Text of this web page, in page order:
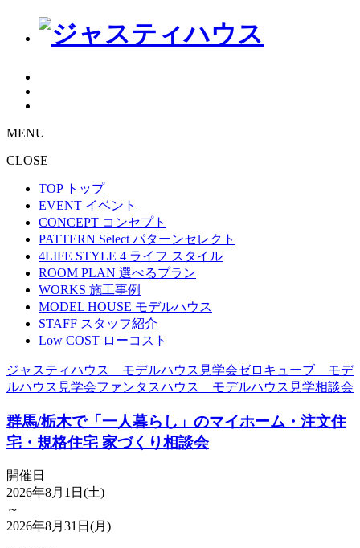
MENU
CLOSE
TOP トップ
EVENT イベント
CONCEPT コンセプト
PATTERN Select パターンセレクト
4LIFE STYLE 4 ライフ スタイル
ROOM PLAN 選べるプラン
WORKS 施工事例
MODEL HOUSE モデルハウス
STAFF スタッフ紹介
Low COST ローコスト
ジャスティハウス モデルハウス見学会ゼロキューブ モデ
ルハウス見学会ファンタスハウス モデルハウス見学相談会
群馬/栃木で「一人暮らし」のマイホーム・注文住
宅・規格住宅 家づくり相談会
開催日
2026年8月1日(土)
～
2026年8月31日(月)